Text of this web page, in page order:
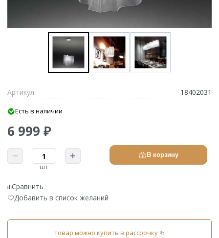
Артикул 18402031
Есть в наличии
6 999 ₽
шт
В корзину
Сравнить
Добавить в список желаний
товар можно купить в рассрочку %